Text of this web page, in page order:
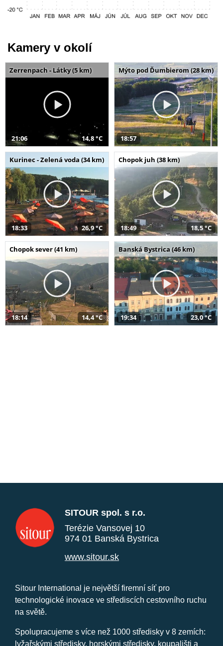
Kamery v okolí
Zerrenpach - Látky (5 km)
21:06 14,8 °C
Mýto pod Ďumbierom (28 km)
18:57
Kurinec - Zelená voda (34 km)
18:33 26,9 °C
Chopok juh (38 km)
18:49 18,5 °C
Chopok sever (41 km)
18:14 14,4 °C
Banská Bystrica (46 km)
19:34 23,0 °C
SITOUR spol. s r.o.
Terézie Vansovej 10
974 01 Banská Bystrica
www.sitour.sk
Sitour International je největší firemní síť pro
technologické inovace ve střediscích cestovního ruchu
na světě.
Spolupracujeme s více než 1000 středisky v 8 zemích:
lyžařskými středisky, horskými středisky, koupališti a